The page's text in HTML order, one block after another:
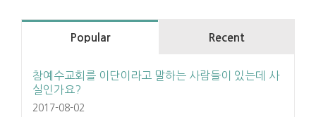
Popular Recent
참예수교회를 이단이라고 말하는 사람들이 있는데 사
실인가요?
2017-08-02